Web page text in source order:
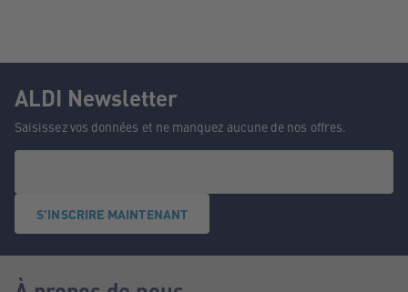
ALDI Newsletter
Saisissez vos données et ne manquez aucune de nos offres.
S'INSCRIRE MAINTENANT